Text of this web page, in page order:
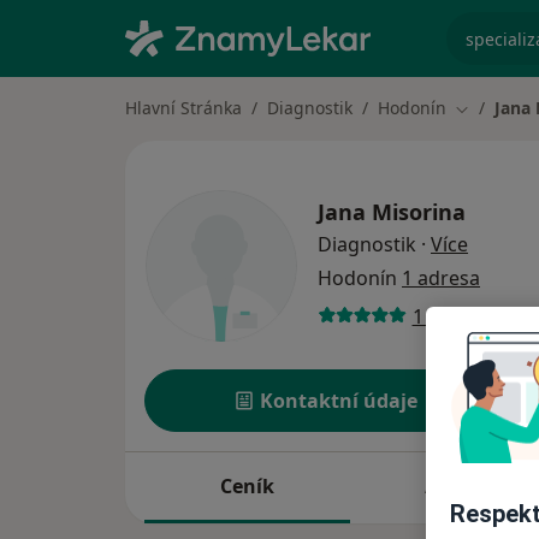
Hlavní Stránka Diagnostik Hodonín Změna
Jana Misorina
Diagnostik · Více
Hodonín 1 adresa
1 názor
Kontaktní údaje
Ceník Adresy